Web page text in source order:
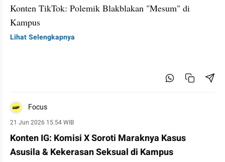
Konten TikTok: Polemik Blakblakan "Mesum" di
Kampus
Lihat Selengkapnya
Focus
21 Jun 2026 15:54 WIB
Konten IG: Komisi X Soroti Maraknya Kasus
Asusila & Kekerasan Seksual di Kampus